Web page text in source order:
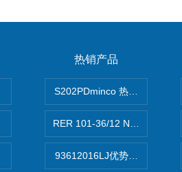
热销产品
S202PDminco 热电阻
RER 101-36/12 NHH离心
93612016LJ优势供应美国